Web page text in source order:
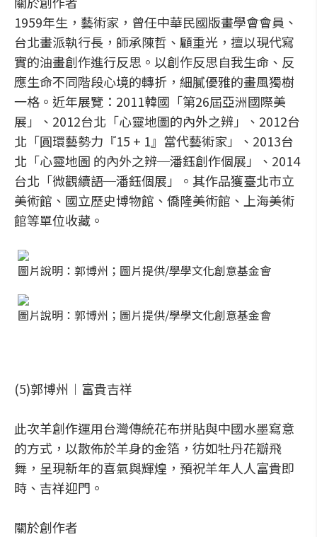
1959年生，藝術家，曾任中華民國版畫學會會員、
台北畫派執行長，師承陳哲、顧重光，擅以現代寫
實的油畫創作進行反思。以創作反思自我生命、反
應生命不同階段心境的轉折，細膩優雅的畫風獨樹
一格。近年展覽：2011韓國「第26屆亞洲國際美
展」、2012台北「心靈地圖的內外之辨」、2012台
北「圓環藝勢力『15 + 1』當代藝術家」、2013台
北「心靈地圖 的內外之辨─潘鈺創作個展」、2014
台北「微觀續語─潘鈺個展」。其作品獲臺北市立
美術館、國立歷史博物館、僑隆美術館、上海美術
館等單位收藏。
圖片說明：郭博州；圖片提供/學學文化創意基金會
圖片說明：郭博州；圖片提供/學學文化創意基金會
(5)郭博州︱富貴吉祥
此次羊創作運用台灣傳統花布拼貼與中國水墨寫意
的方式，以散佈於羊身的金箔，彷如牡丹花瓣飛
舞，呈現新年的喜氣與輝煌，預祝羊年人人富貴即
時、吉祥迎門。
關於創作者